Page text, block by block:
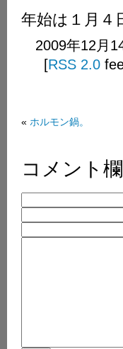
年始は１月４
2009年12月
[RSS 2.0
« ホルモン鍋。
コメント欄